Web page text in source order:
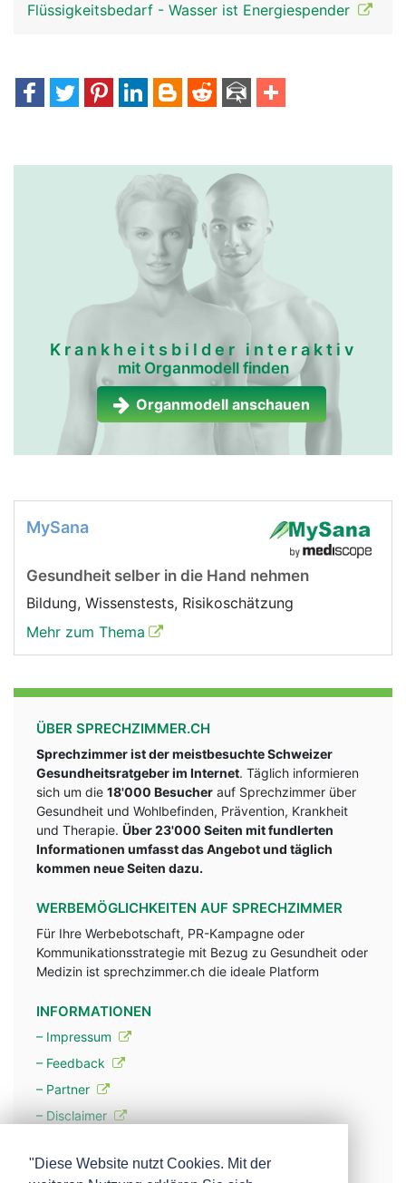
Flüssigkeitsbedarf - Wasser ist Energiespender
Krankheitsbilder interaktiv
mit Organmodell finden
Organmodell anschauen
MySana
Gesundheit selber in die Hand nehmen
Bildung, Wissenstests, Risikoschätzung
Mehr zum Thema
ÜBER SPRECHZIMMER.CH
Sprechzimmer ist der meistbesuchte Schweizer
Gesundheitsratgeber im Internet. Täglich informieren
sich um die 18'000 Besucher auf Sprechzimmer über
Gesundheit und Wohlbefinden, Prävention, Krankheit
und Therapie. Über 23'000 Seiten mit fundlerten
Informationen umfasst das Angebot und täglich
kommen neue Seiten dazu.
WERBEMÖGLICHKEITEN AUF SPRECHZIMMER
Für Ihre Werbebotschaft, PR-Kampagne oder
Kommunikationsstrategie mit Bezug zu Gesundheit oder
Medizin ist sprechzimmer.ch die ideale Platform
INFORMATIONEN
– Impressum
– Feedback
– Partner
– Disclaimer
"Diese Website nutzt Cookies. Mit der